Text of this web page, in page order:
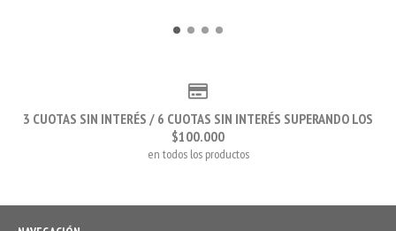
3 CUOTAS SIN INTERÉS / 6 CUOTAS SIN INTERÉS SUPERANDO LOS
$100.000
en todos los productos